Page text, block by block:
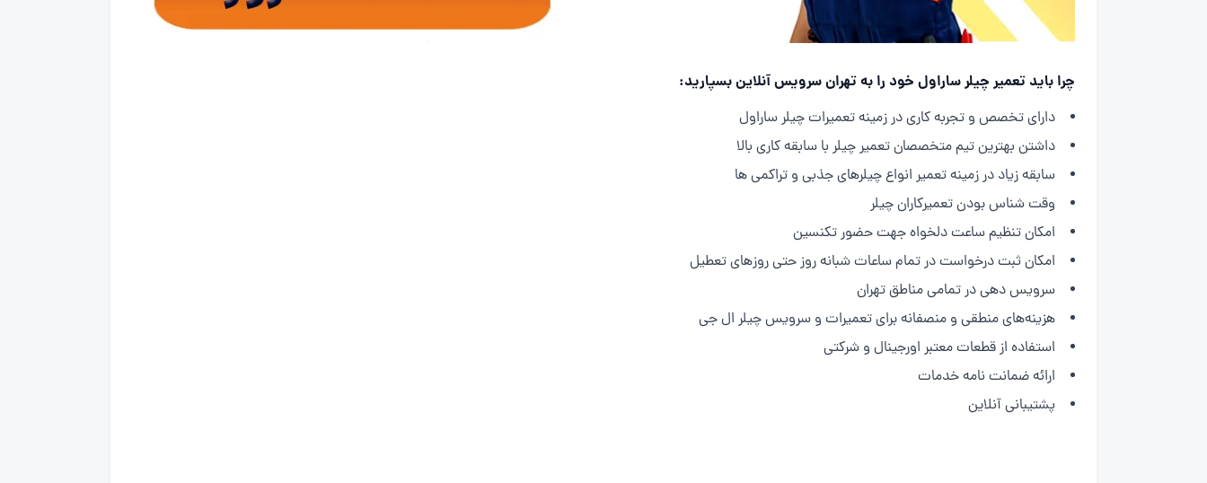
چرا باید تعمیر چیلر ساراول خود را به تهران سرویس آنلاین بسپارید:
دارای تخصص و تجربه کاری در زمینه تعمیرات چیلر ساراول
داشتن بهترین تیم متخصصان تعمیر چیلر با سابقه کاری بالا
سابقه زیاد در زمینه تعمیر انواع چیلرهای جذبی و تراکمی ها
وقت شناس بودن تعمیرکاران چیلر
امکان تنظیم ساعت دلخواه جهت حضور تکنسین
امکان ثبت درخواست در تمام ساعات شبانه روز حتی روزهای تعطیل
سرویس دهی در تمامی مناطق تهران
هزینه‌های منطقی و منصفانه برای تعمیرات و سرویس چیلر ال جی
استفاده از قطعات معتبر اورجینال و شرکتی
ارائه ضمانت نامه خدمات
پشتیبانی آنلاین